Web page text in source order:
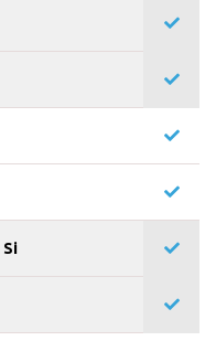
Si